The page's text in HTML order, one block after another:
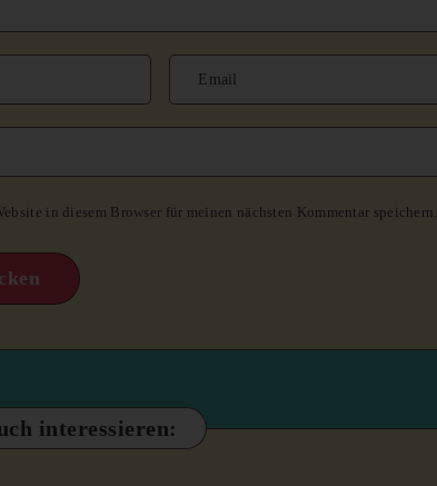
in diesem Browser für meinen nächsten Kommentar speichern.
interessieren: